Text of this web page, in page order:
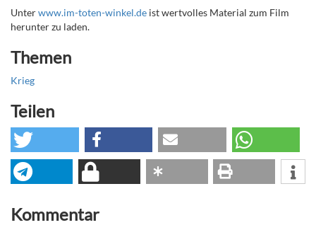
Unterwww.im-toten-winkel.de ist wertvolles Material zum Film
herunter zu laden.
Themen
Krieg
Teilen
Kommentar